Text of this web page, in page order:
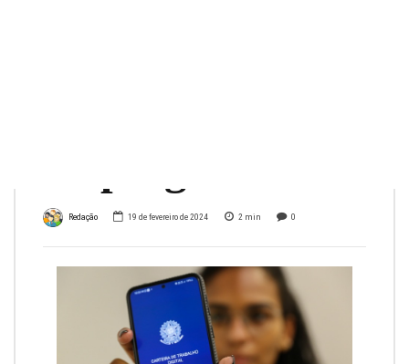
Redação 19 de fevereiro de 2024 2 min 0